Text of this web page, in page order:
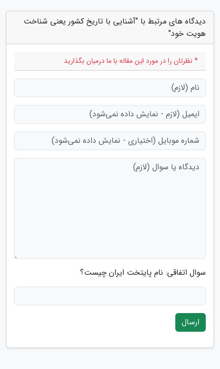
دیدگاه های مرتبط با "آشنایی با تاریخ کشور یعنی شناخت
هویت خود"
* نظرتان را در مورد این مقاله با ما درمیان بگذارید
سوال اتفاقی: نام پایتخت ایران چیست؟
ارسال